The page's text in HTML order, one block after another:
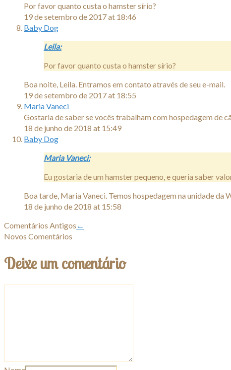
Por favor quanto custa o hamster sírio?
19 de setembro de 2017 at 18:46
Baby Dog
Leila:
Por favor quanto custa o hamster sírio?
Boa noite, Leila. Entramos em contato através de seu e-mail.
19 de setembro de 2017 at 18:55
Maria Vaneci
Gostaria de saber se vocês trabalham com hospedagem de
18 de junho de 2018 at 15:49
Baby Dog
Maria Vaneci:
Eu gostaria de um hamster pequeno, e queria saber
Boa tarde, Maria Vaneci. Temos hospedagem na unidade
18 de junho de 2018 at 15:58
Comentários Antigos ←
Novos Comentários
Deixe um comentário